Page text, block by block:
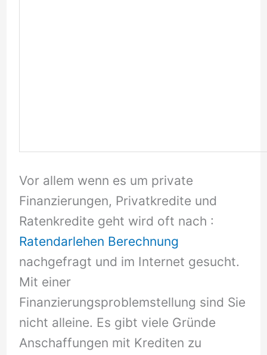
Vor allem wenn es um private
Finanzierungen, Privatkredite und
Ratenkredite geht wird oft nach :
Ratendarlehen Berechnung
nachgefragt und im Internet gesucht.
Mit einer
Finanzierungsproblemstellung sind Sie
nicht alleine. Es gibt viele Gründe
Anschaffungen mit Krediten zu